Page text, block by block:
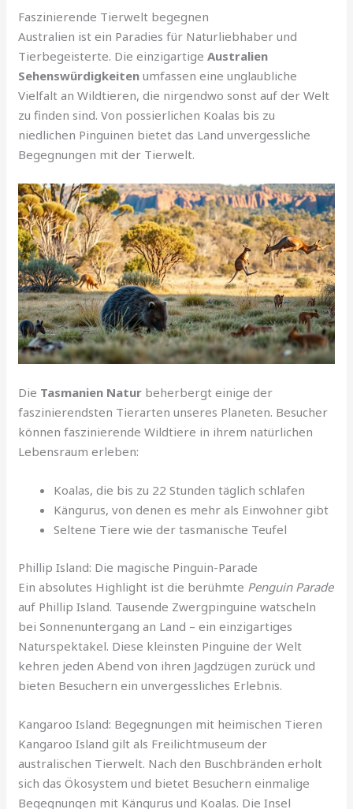
Faszinierende Tierwelt begegnen
Australien ist ein Paradies für Naturliebhaber und
Tierbegeisterte. Die einzigartigeAustralien
Sehenswürdigkeiten umfassen eine unglaubliche
Vielfalt an Wildtieren, die nirgendwo sonst auf der Welt
zu finden sind. Von possierlichen Koalas bis zu
niedlichen Pinguinen bietet das Land unvergessliche
Begegnungen mit der Tierwelt.
Die Tasmanien Natur beherbergt einige der
faszinierendsten Tierarten unseres Planeten. Besucher
können faszinierende Wildtiere in ihrem natürlichen
Lebensraum erleben:
Koalas, die bis zu 22 Stunden täglich schlafen
Kängurus, von denen es mehr als Einwohner gibt
Seltene Tiere wie der tasmanische Teufel
Phillip Island: Die magische Pinguin-Parade
Ein absolutes Highlight ist die berühmte Penguin Parade
auf Phillip Island. Tausende Zwergpinguine watscheln
bei Sonnenuntergang an Land – ein einzigartiges
Naturspektakel. Diese kleinsten Pinguine der Welt
kehren jeden Abend von ihren Jagdzügen zurück und
bieten Besuchern ein unvergessliches Erlebnis.
Kangaroo Island: Begegnungen mit heimischen Tieren
Kangaroo Island gilt als Freilichtmuseum der
australischen Tierwelt. Nach den Buschbränden erholt
sich das Ökosystem und bietet Besuchern einmalige
Begegnungen mit Kängurus und Koalas. Die Insel